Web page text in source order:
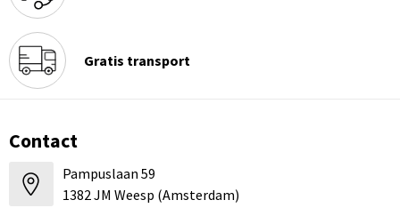
Gratis transport
Contact
Pampuslaan 59
1382 JM Weesp (Amsterdam)